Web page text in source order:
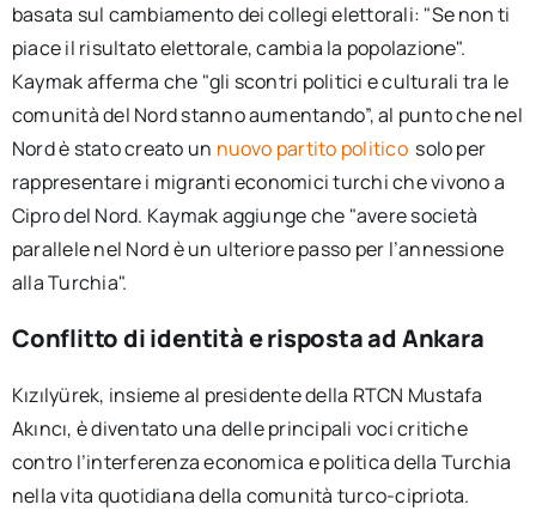
basata sul cambiamento dei collegi elettorali: "Se non ti
piace il risultato elettorale, cambia la popolazione".
Kaymak afferma che "gli scontri politici e culturali tra le
comunità del Nord stanno aumentando”, al punto che nel
Nord è stato creato un nuovo partito politico solo per
rappresentare i migranti economici turchi che vivono a
Cipro del Nord. Kaymak aggiunge che "avere società
parallele nel Nord è un ulteriore passo per l’annessione
alla Turchia".
Conflitto di identità e risposta ad Ankara
Kızılyürek, insieme al presidente della RTCN Mustafa
Akıncı, è diventato una delle principali voci critiche
contro l’interferenza economica e politica della Turchia
nella vita quotidiana della comunità turco-cipriota.